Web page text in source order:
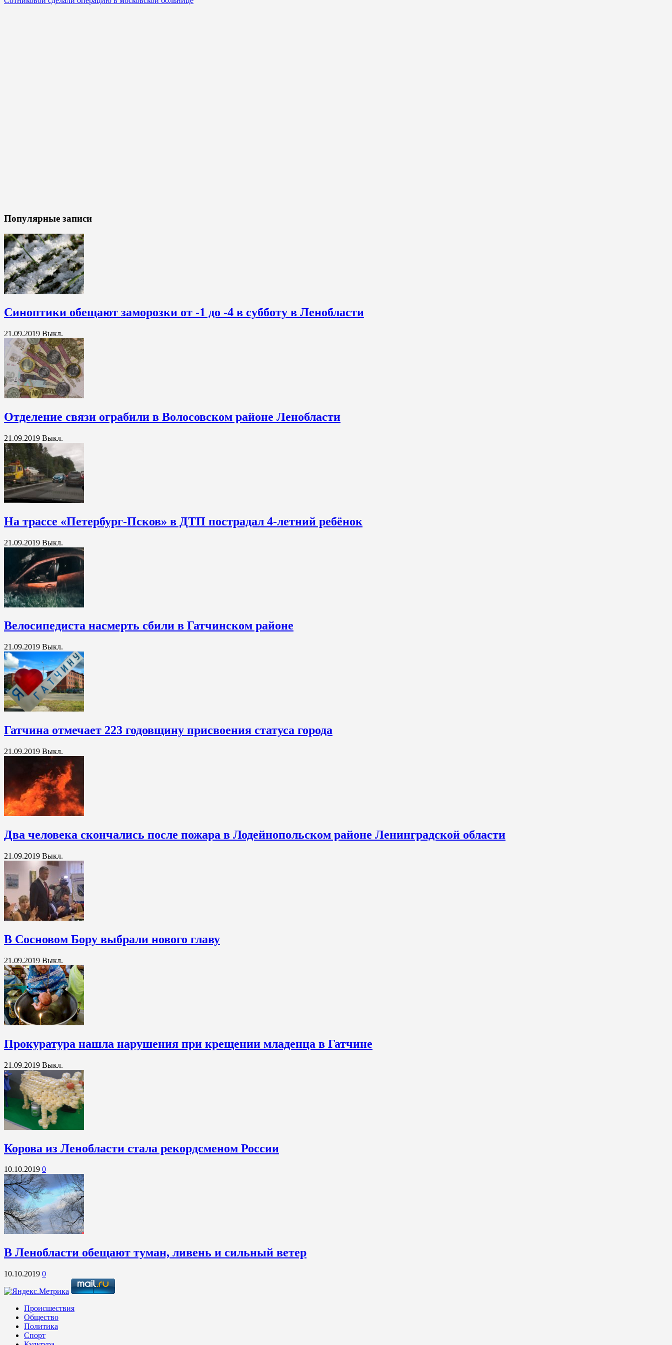
Популярные записи
Синоптики обещают заморозки от -1 до -4 в субботу в Ленобласти
21.09.2019 Выкл.
Отделение связи ограбили в Волосовском районе Ленобласти
21.09.2019 Выкл.
На трассе «Петербург-Псков» в ДТП пострадал 4-летний ребёнок
21.09.2019 Выкл.
Велосипедиста насмерть сбили в Гатчинском районе
21.09.2019 Выкл.
Гатчина отмечает 223 годовщину присвоения статуса города
21.09.2019 Выкл.
Два человека скончались после пожара в Лодейнопольском районе Ленинградской области
21.09.2019 Выкл.
В Сосновом Бору выбрали нового главу
21.09.2019 Выкл.
Прокуратура нашла нарушения при крещении младенца в Гатчине
21.09.2019 Выкл.
Корова из Ленобласти стала рекордсменом России
10.10.2019 0
В Ленобласти обещают туман, ливень и сильный ветер
10.10.2019 0
Происшествия
Общество
Политика
Спорт